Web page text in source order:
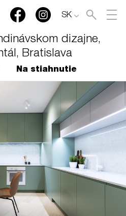
SK
dizajne,
Bratislava
Na stiahnutie